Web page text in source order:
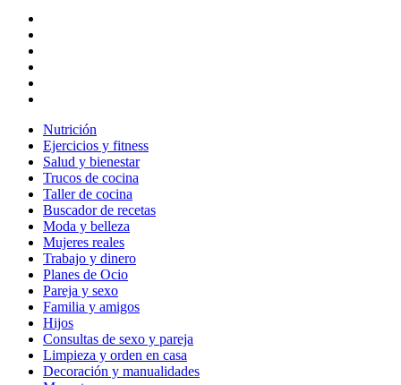
Nutrición
Ejercicios y fitness
Salud y bienestar
Trucos de cocina
Taller de cocina
Buscador de recetas
Moda y belleza
Mujeres reales
Trabajo y dinero
Planes de Ocio
Pareja y sexo
Familia y amigos
Hijos
Consultas de sexo y pareja
Limpieza y orden en casa
Decoración y manualidades